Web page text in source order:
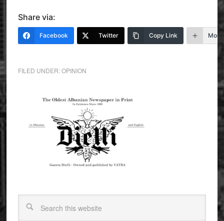
Share via:
Facebook Twitter Copy Link More
FILED UNDER:OPINION